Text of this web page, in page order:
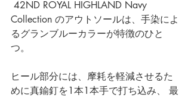
42ND ROYAL HIGHLAND Navy
Collection のアウトソールは、手染によ
るグランブルーカラーが特徴のひと
つ。
ヒール部分には、摩耗を軽減させるた
めに真鍮釘を1本1本手で打ち込み、 最